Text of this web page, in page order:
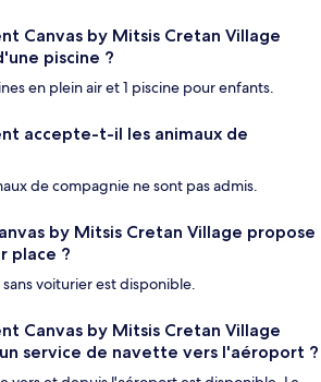
Canvas by Mitsis Cretan Village
piscine ?
en plein air et 1 piscine pour enfants.
accepte-t-il les animaux de
de compagnie ne sont pas admis.
by Mitsis Cretan Village propose
place ?
voiturier est disponible.
Canvas by Mitsis Cretan Village
service de navette vers l'aéroport ?